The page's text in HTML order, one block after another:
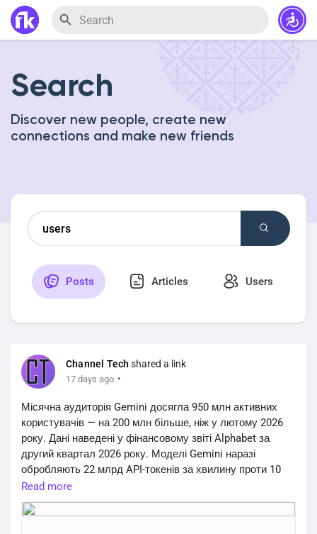
Search
Discover new people, create new
connections and make new friends
Posts Articles Users
Channel Tech shared a link
17 days ago ·
Місячна аудиторія Gemini досягла 950 млн активних
користувачів — на 200 млн більше, ніж у лютому 2026
року. Дані наведені у фінансовому звіті Alphabet за
другий квартал 2026 року. Моделі Gemini наразі
обробляють 22 млрд API-токенів за хвилину проти 10
млрд наприкінці 2025 року. Корпоративну версію Gemini
Enterprise використовують майже 90% компаній зі
списку Fortune 100. Дохід Google Cloud за квартал зріс
Read more